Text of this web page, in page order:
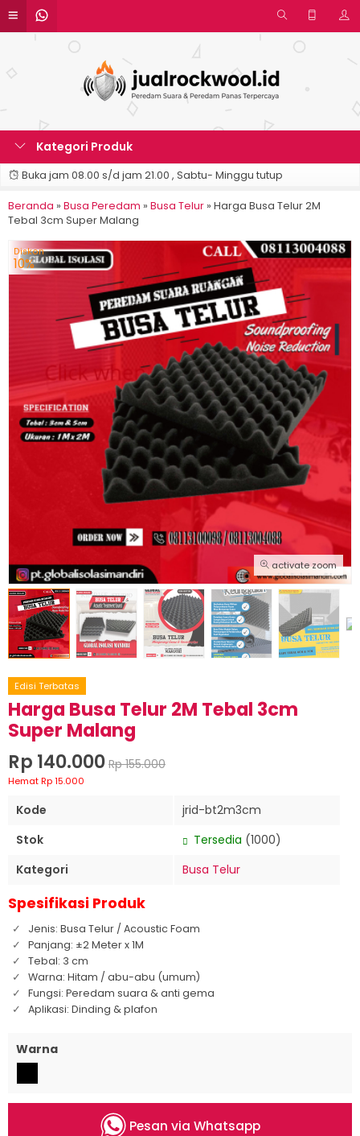
Kategori Produk
Buka jam 08.00 s/d jam 21.00 , Sabtu- Minggu tutup
Beranda » Busa Peredam » Busa Telur » Harga Busa Telur 2M
Tebal 3cm Super Malang
activate zoom
Diskon
10%
Edisi Terbatas
Harga Busa Telur 2M Tebal 3cm
Super Malang
Rp 140.000 Rp 155.000
Hemat Rp 15.000
Kode
jrid-bt2m3cm
Stok
Tersedia (1000)
Kategori
Busa Telur
Spesifikasi Produk
Jenis: Busa Telur / Acoustic Foam
Panjang: ±2 Meter x 1M
Tebal: 3 cm
Warna: Hitam / abu-abu (umum)
Fungsi: Peredam suara & anti gema
Aplikasi: Dinding & plafon
Warna
Pesan via Whatsapp